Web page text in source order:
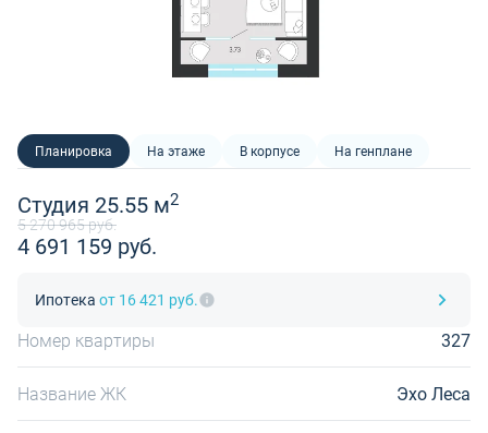
Планировка На этаже В корпусе На генплане
Студия 25.55 м2
5 270 965 руб.
4 691 159 руб.
Ипотека от 16 421 руб.
Номер квартиры 327
Название ЖК Эхо Леса